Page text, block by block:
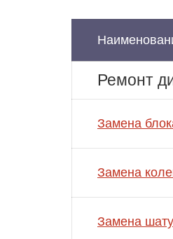
Ремонт
Замена
Замена
Замена